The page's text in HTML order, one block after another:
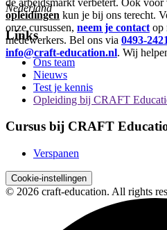
opleidingen kun je bij ons terecht.
onze cursussen, neem je contact op
medewerkers. Bel ons via 0493-
info@craft-education.nl. Wij
Nederland
Links
Ons team
Nieuws
Test je kennis
Opleiding bij CRAFT
Cursus bij CRAFT
Verspanen
Cookie-instellingen
© 2026 craft-education. All rights